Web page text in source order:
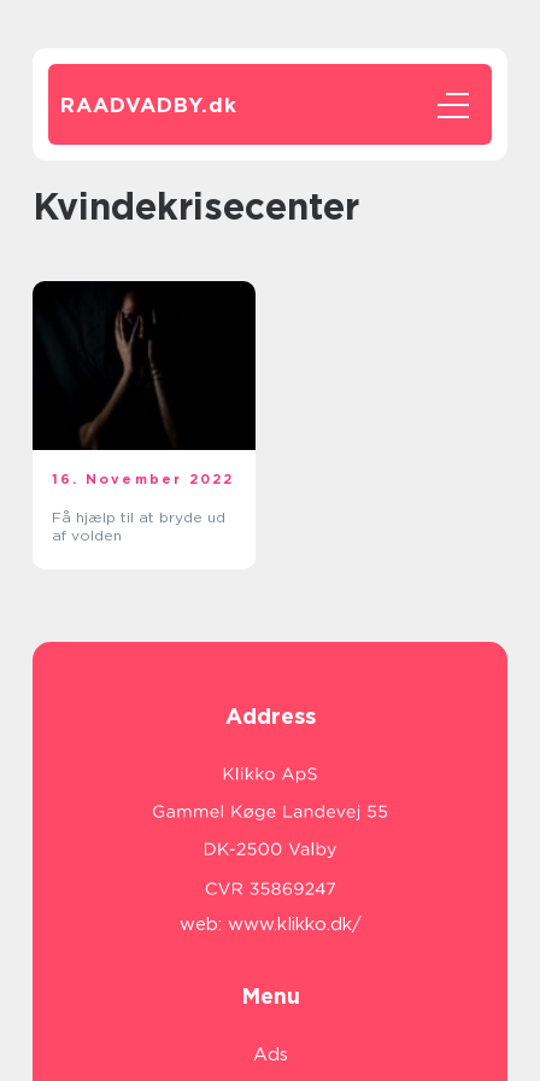
RAADVADBY.dk
kvindekrisecenter
16. November 2022
Få hjælp til at bryde ud
af volden
Address
web: www.klikko.dk/
Menu
Ads